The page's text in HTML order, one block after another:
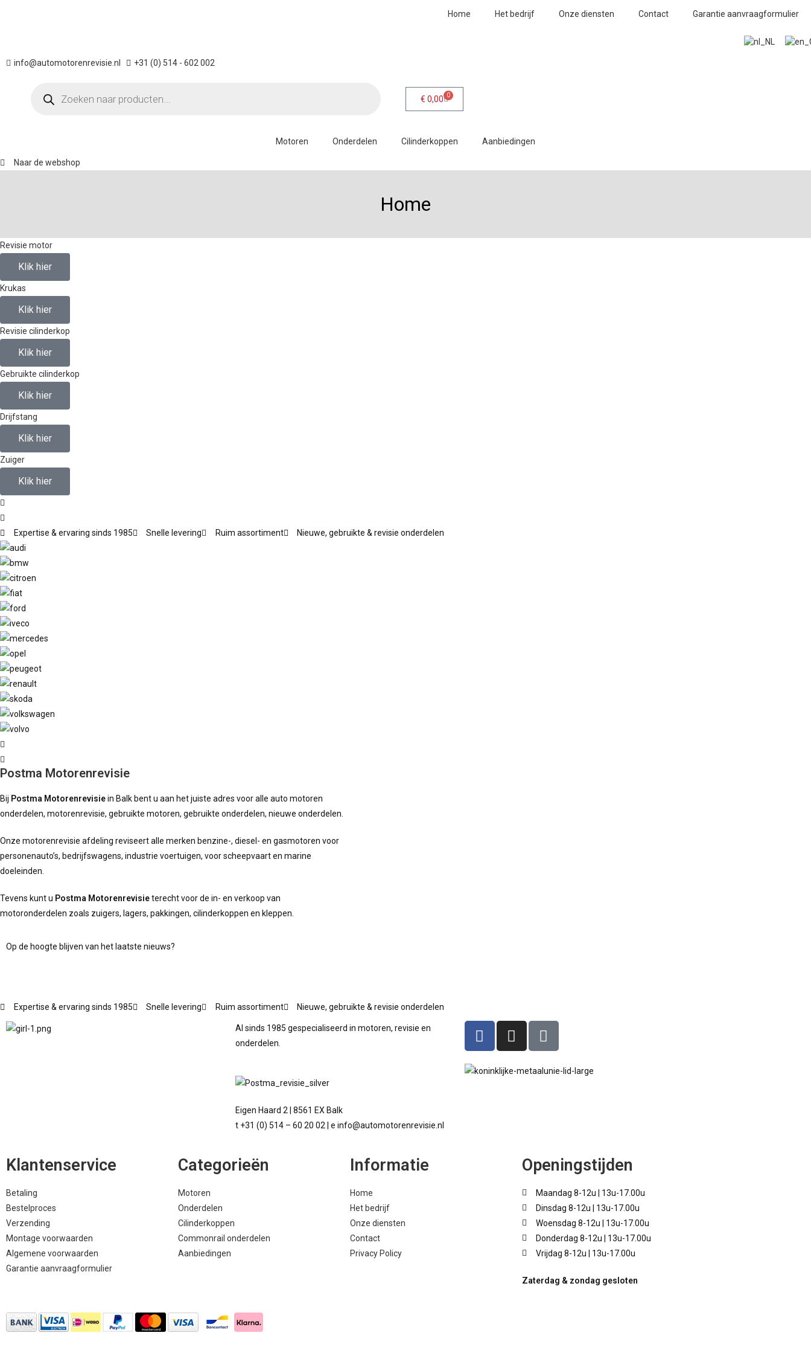
Home Het bedrijf Onze diensten Contact Garantie aanvraagformulier
info@automotorenrevisie.nl +31 (0) 514 - 602 002
€ 0,00 0
Motoren Onderdelen Cilinderkoppen Aanbiedingen
Naar de webshop
Home
Revisie motor
Klik hier
Krukas
Klik hier
Revisie cilinderkop
Klik hier
Gebruikte cilinderkop
Klik hier
Drijfstang
Klik hier
Zuiger
Klik hier
Expertise & ervaring sinds 1985 Snelle levering Ruim assortiment Nieuwe, gebruikte & revisie onderdelen
Postma Motorenrevisie
Bij Postma Motorenrevisiein Balk bent u aan het juiste adres voor alle auto motoren
onderdelen, motorenrevisie, gebruikte motoren, gebruikte onderdelen, nieuwe onderdelen.
Onze motorenrevisie afdeling reviseert alle merken benzine-, diesel- en gasmotoren voor
personenauto’s, bedrijfswagens, industrie voertuigen, voor scheepvaart en marine
doeleinden.
Tevens kunt u Postma Motorenrevisieterecht voor de in- en verkoop van
motoronderdelen zoals zuigers, lagers, pakkingen, cilinderkoppen en kleppen.
Op de hoogte blijven van het laatste nieuws?
Expertise & ervaring sinds 1985 Snelle levering Ruim assortiment Nieuwe, gebruikte & revisie onderdelen
Al sinds 1985 gespecialiseerd in motoren, revisie en
onderdelen.
Eigen Haard 2 | 8561 EX Balk
t +31 (0) 514 – 60 20 02 | e info@automotorenrevisie.nl
Klantenservice
Betaling
Bestelproces
Verzending
Montage voorwaarden
Algemene voorwaarden
Garantie aanvraagformulier
Categorieën
Motoren
Onderdelen
Cilinderkoppen
Commonrail onderdelen
Aanbiedingen
Informatie
Home
Het bedrijf
Onze diensten
Contact
Privacy Policy
Openingstijden
Maandag 8-12u | 13u-17.00u
Dinsdag 8-12u | 13u-17.00u
Woensdag 8-12u | 13u-17.00u
Donderdag 8-12u | 13u-17.00u
Vrijdag 8-12u | 13u-17.00u
Zaterdag & zondag gesloten